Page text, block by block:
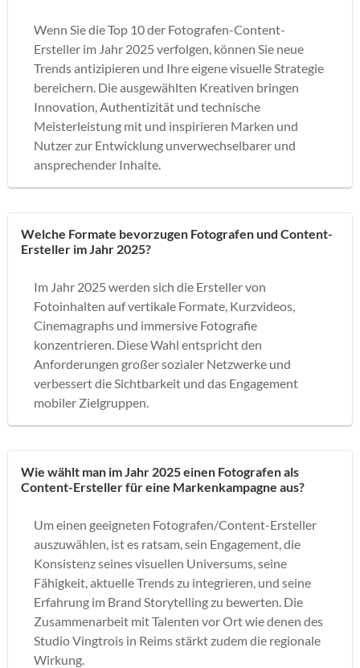
Wenn Sie die Top 10 der Fotografen-Content-
Ersteller im Jahr 2025 verfolgen, können Sie neue
Trends antizipieren und Ihre eigene visuelle Strategie
bereichern. Die ausgewählten Kreativen bringen
Innovation, Authentizität und technische
Meisterleistung mit und inspirieren Marken und
Nutzer zur Entwicklung unverwechselbarer und
ansprechender Inhalte.
Welche Formate bevorzugen Fotografen und Content-
Ersteller im Jahr 2025?
Im Jahr 2025 werden sich die Ersteller von
Fotoinhalten auf vertikale Formate, Kurzvideos,
Cinemagraphs und immersive Fotografie
konzentrieren. Diese Wahl entspricht den
Anforderungen großer sozialer Netzwerke und
verbessert die Sichtbarkeit und das Engagement
mobiler Zielgruppen.
Wie wählt man im Jahr 2025 einen Fotografen als
Content-Ersteller für eine Markenkampagne aus?
Um einen geeigneten Fotografen/Content-Ersteller
auszuwählen, ist es ratsam, sein Engagement, die
Konsistenz seines visuellen Universums, seine
Fähigkeit, aktuelle Trends zu integrieren, und seine
Erfahrung im Brand Storytelling zu bewerten. Die
Zusammenarbeit mit Talenten vor Ort wie denen des
Studio Vingtrois in Reims stärkt zudem die regionale
Wirkung.